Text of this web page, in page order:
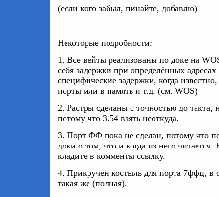
(если кого забыл, пинайте, добавлю)
Некоторые подробности:
1. Все вейты реализованы по доке на
себя задержки при определённых
специфические задержки, когда
порты или в память и т.д. (см. WOS)
2. Растры сделаны с точностью до
потому что 3.54 взять неоткуда.
3. Порт ФФ пока не сделан, потому что
доки о том, что и когда из него читается.
кладите в комменты ссылку.
4. Прикручен костыль для порта 7ффц, в
такая же (полная).